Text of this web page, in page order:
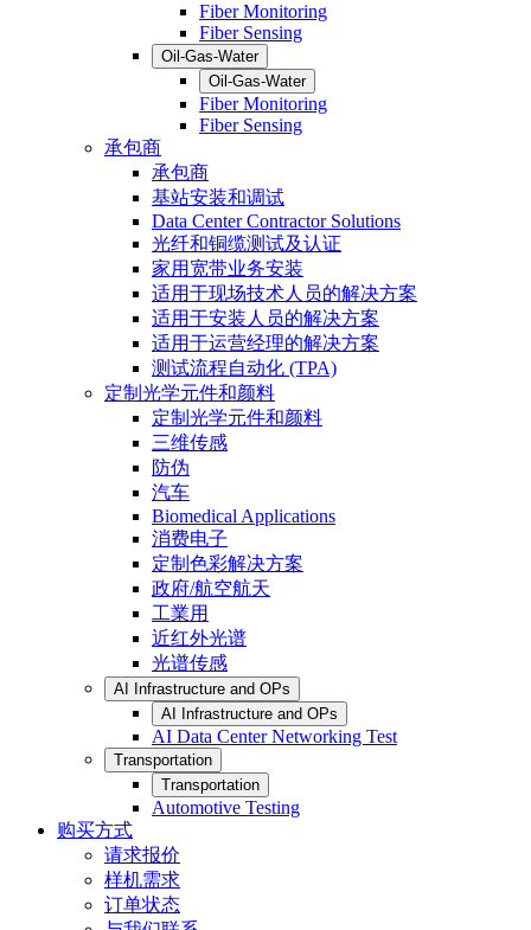
Fiber Monitoring
Fiber Sensing
Oil-Gas-Water
Oil-Gas-Water
Fiber Monitoring
Fiber Sensing
承包商
承包商
基站安装和调试
Data Center Contractor Solutions
光纤和铜缆测试及认证
家用宽带业务安装
适用于现场技术人员的解决方案
适用于安装人员的解决方案
适用于运营经理的解决方案
测试流程自动化 (TPA)
定制光学元件和颜料
定制光学元件和颜料
三维传感
防伪
汽车
Biomedical Applications
消费电子
定制色彩解决方案
政府/航空航天
工業用
近红外光谱
光谱传感
AI Infrastructure and OPs
AI Infrastructure and OPs
AI Data Center Networking Test
Transportation
Transportation
Automotive Testing
购买方式
请求报价
样机需求
订单状态